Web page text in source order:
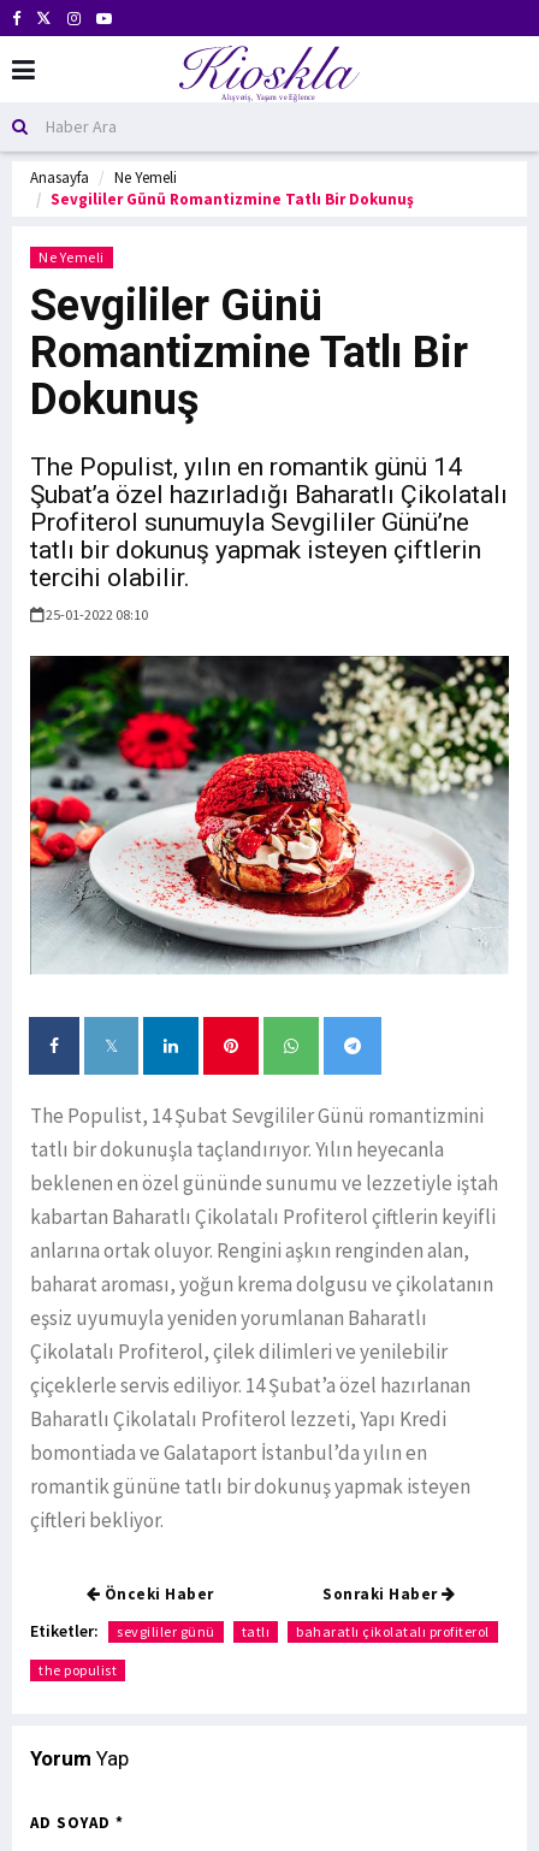
Anasayfa
Ne Yemeli
Sevgililer Günü Romantizmine Tatlı Bir Dokunuş
Ne Yemeli
Sevgililer Günü
Romantizmine Tatlı Bir
Dokunuş
The Populist, yılın en romantik günü 14
Şubat’a özel hazırladığı Baharatlı Çikolatalı
Profiterol sunumuyla Sevgililer Günü’ne
tatlı bir dokunuş yapmak isteyen çiftlerin
tercihi olabilir.
25-01-2022 08:10
The Populist, 14 Şubat Sevgililer Günü romantizmini
tatlı bir dokunuşla taçlandırıyor. Yılın heyecanla
beklenen en özel gününde sunumu ve lezzetiyle iştah
kabartan Baharatlı Çikolatalı Profiterol çiftlerin keyifli
anlarına ortak oluyor. Rengini aşkın renginden alan,
baharat aroması, yoğun krema dolgusu ve çikolatanın
eşsiz uyumuyla yeniden yorumlanan Baharatlı
Çikolatalı Profiterol, çilek dilimleri ve yenilebilir
çiçeklerle servis ediliyor. 14 Şubat’a özel hazırlanan
Baharatlı Çikolatalı Profiterol lezzeti, Yapı Kredi
bomontiada ve Galataport İstanbul’da yılın en
romantik gününe tatlı bir dokunuş yapmak isteyen
çiftleri bekliyor.
Önceki Haber Sonraki Haber
Etiketler: sevgililer günü tatlı baharatlı çikolatalı profiterol
the populist
Yorum Yap
AD SOYAD *